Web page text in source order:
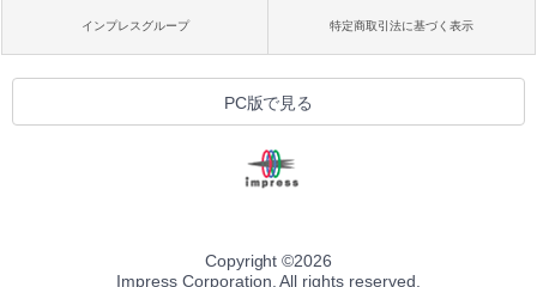
インプレスグループ 特定商取引法に基づく表示
PC版で見る
Copyright ©2026
Impress Corporation. All rights reserved.